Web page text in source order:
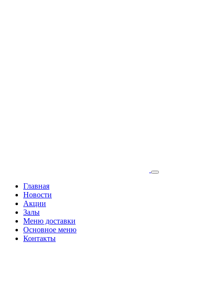
Главная
Новости
Акции
Залы
Меню доставки
Основное меню
Контакты